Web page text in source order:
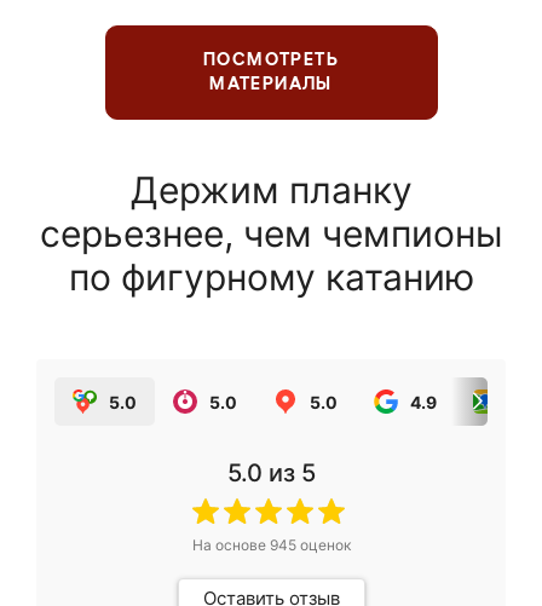
ПОСМОТРЕТЬ
МАТЕРИАЛЫ
Держим планку
серьезнее, чем чемпионы
по фигурному катанию
5.0 5.0 5.0 4.9
5.0 из 5
На основе 945оценок
Оставить отзыв